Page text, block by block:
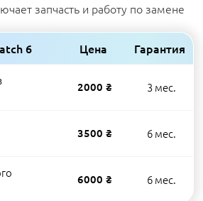
запчасть и работу по замене
6 Цена Гарантия
2000 ₴ 3 мес.
3500 ₴ 6 мес.
6000 ₴ 6 мес.